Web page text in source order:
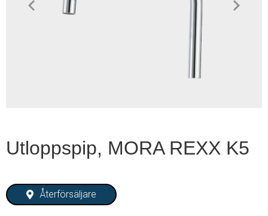
Utloppspip, MORA REXX K5
Återförsäljare